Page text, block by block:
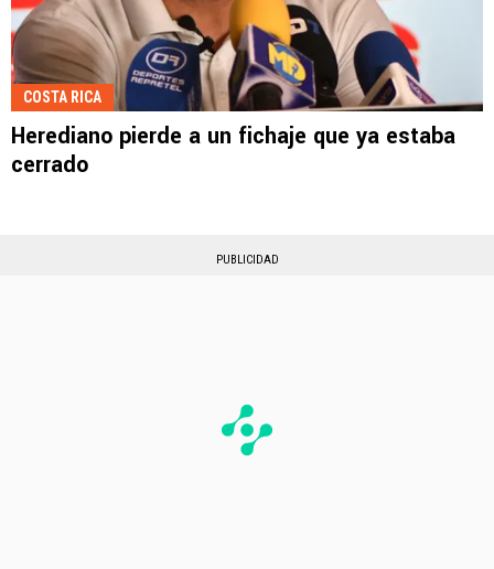
COSTA RICA
Herediano pierde a un fichaje que ya estaba
cerrado
PUBLICIDAD